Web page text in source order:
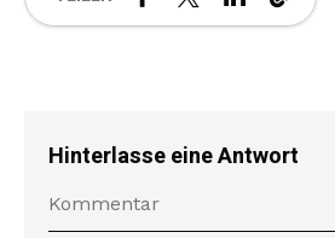
Hinterlasse eine Antwort